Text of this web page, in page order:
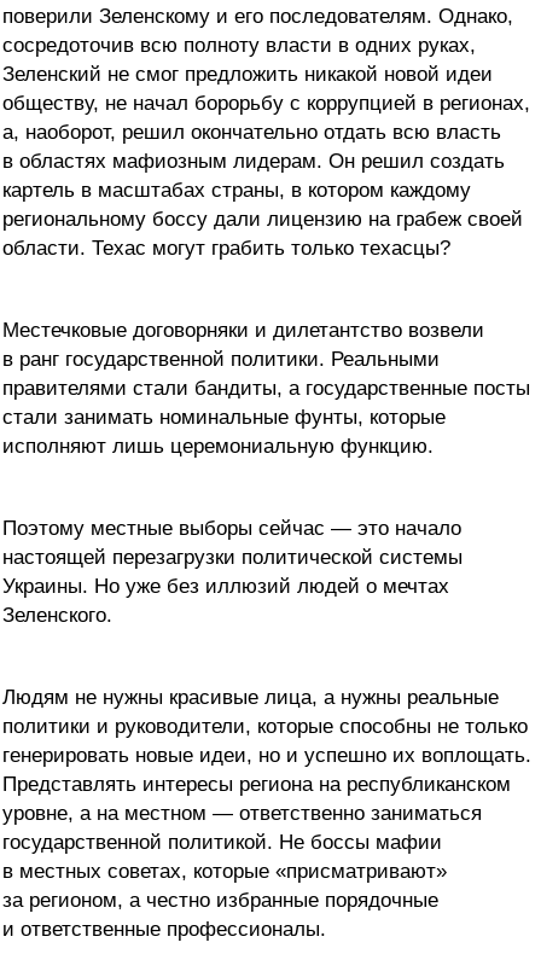
поверили Зеленскому и его последователям. Однако,
сосредоточив всю полноту власти в одних руках,
Зеленский не смог предложить никакой новой идеи
обществу, не начал борорьбу с коррупцией в регионах,
а, наоборот, решил окончательно отдать всю власть
в областях мафиозным лидерам. Он решил создать
картель в масштабах страны, в котором каждому
региональному боссу дали лицензию на грабеж своей
области. Техас могут грабить только техасцы?
Местечковые договорняки и дилетантство возвели
в ранг государственной политики. Реальными
правителями стали бандиты, а государственные посты
стали занимать номинальные фунты, которые
исполняют лишь церемониальную функцию.
Поэтому местные выборы сейчас — это начало
настоящей перезагрузки политической системы
Украины. Но уже без иллюзий людей о мечтах
Зеленского.
Людям не нужны красивые лица, а нужны реальные
политики и руководители, которые способны не только
генерировать новые идеи, но и успешно их воплощать.
Представлять интересы региона на республиканском
уровне, а на местном — ответственно заниматься
государственной политикой. Не боссы мафии
в местных советах, которые «присматривают»
за регионом, а честно избранные порядочные
и ответственные профессионалы.